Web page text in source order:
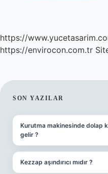
https://
https://envirocon.com.tr
SIDEBAR
SON YAZILAR
Kurutma makinesinde dolap
gelir ?
Kezzap aşındırıcı mıdır ?